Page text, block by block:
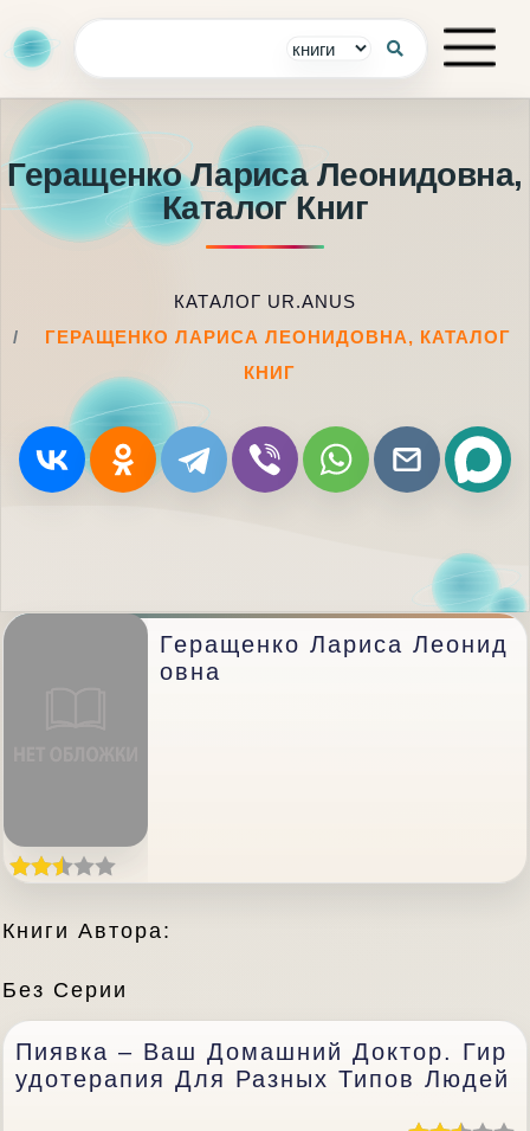
Геращенко Лариса Леонидовна,
Каталог Книг
КАТАЛОГ UR.ANUS
ГЕРАЩЕНКО ЛАРИСА ЛЕОНИДОВНА, КАТАЛОГ
КНИГ
Геращенко Лариса Леонид
Овна
Книги Автора:
Без Серии
Пиявка – Ваш Домашний Доктор. Гир
Удотерапия Для Разных Типов Людей